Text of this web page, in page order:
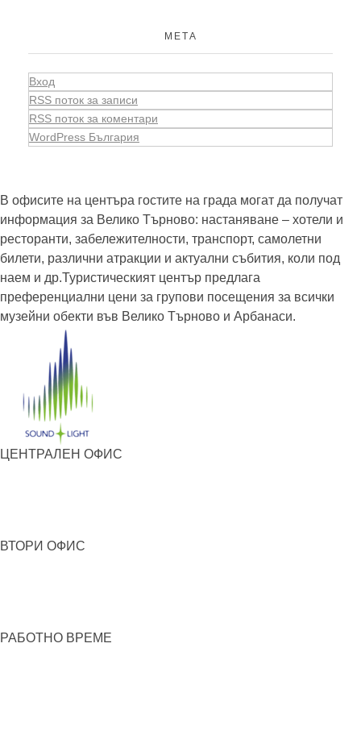
МЕТА
Вход
RSS поток за записи
RSS поток за коментари
WordPress България
В офисите на центъра гостите на града могат да получат
информация за Велико Търново: настаняване – хотели и
ресторанти, забележителности, транспорт, самолетни
билети, различни атракции и актуални събития, коли под
наем и др.Туристическият център предлага
преференциални цени за групови посещения за всички
музейни обекти във Велико Търново и Арбанаси.
ЦЕНТРАЛЕН ОФИС
ВТОРИ ОФИС
РАБОТНО ВРЕМЕ